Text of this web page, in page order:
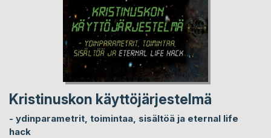
Kristinuskon käyttöjärjestelmä
- ydinparametrit, toimintaa, sisältöä ja eternal life
hack